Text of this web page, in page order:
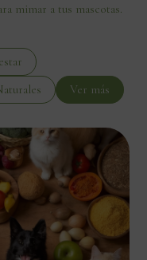
mimar a tus mascotas.
Ver más